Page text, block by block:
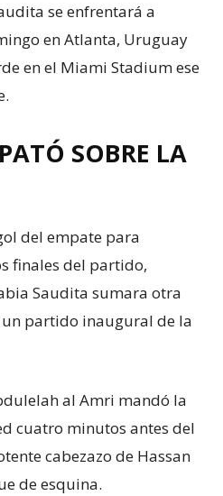
se enfrentará a
en Atlanta, Uruguay
en el Miami Stadium ese
SOBRE LA
del empate para
finales del partido,
Saudita sumara otra
partido inaugural de la
al Amri mandó la
cuatro minutos antes del
cabezazo de Hassan
de esquina.